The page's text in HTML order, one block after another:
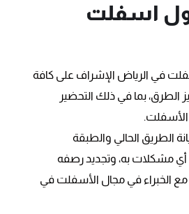
اسفلت
في الرياض الإشراف على كافة
الطرق، بما في ذلك التحضير
الأسفلت.
الطريق الحالي والطبقة
أي مشكلات به، وتجديد رصفه
مع الخبراء في مجال الأسفلت في